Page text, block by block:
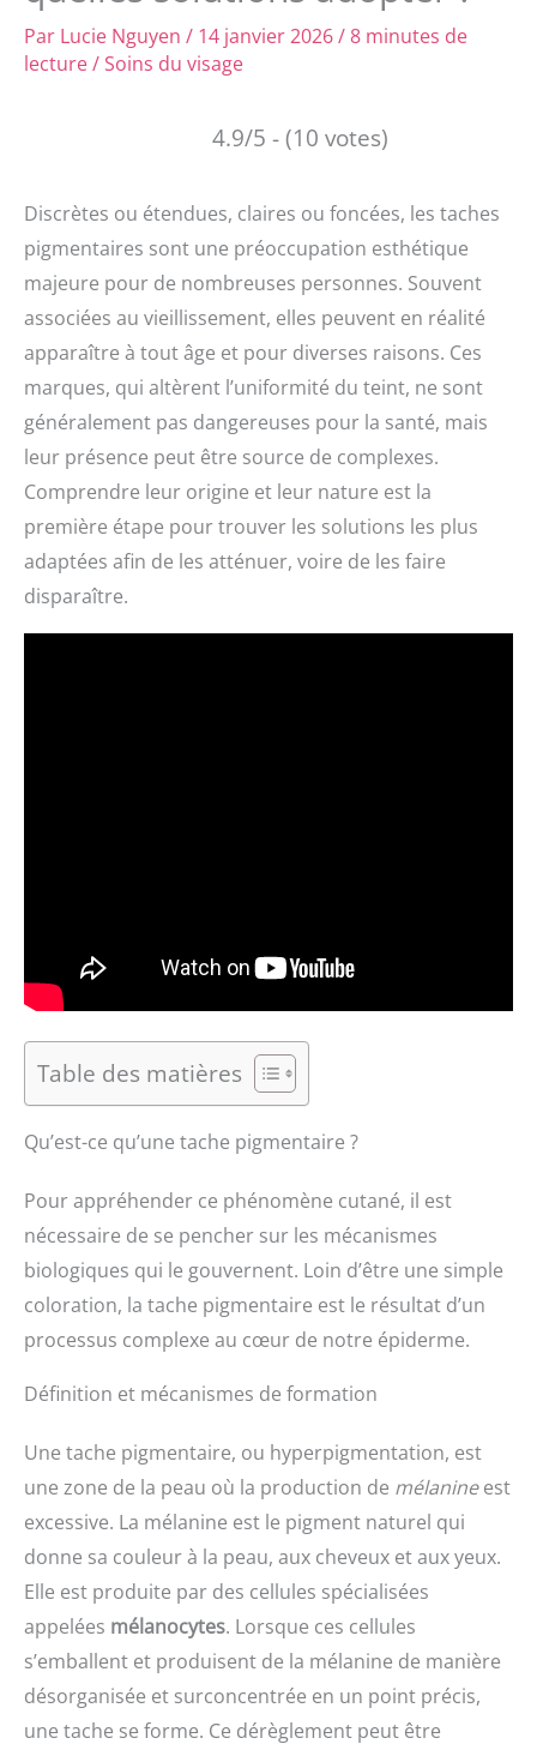
Par Lucie Nguyen / 14 janvier 2026/8 minutes de
lecture/Soins du visage
4.9/5 - (10 votes)
Discrètes ou étendues, claires ou foncées, les taches
pigmentaires sont une préoccupation esthétique
majeure pour de nombreuses personnes. Souvent
associées au vieillissement, elles peuvent en réalité
apparaître à tout âge et pour diverses raisons. Ces
marques, qui altèrent l’uniformité du teint, ne sont
généralement pas dangereuses pour la santé, mais
leur présence peut être source de complexes.
Comprendre leur origine et leur nature est la
première étape pour trouver les solutions les plus
adaptées afin de les atténuer, voire de les faire
disparaître.
Table des matières
Qu’est-ce qu’une tache pigmentaire ?
Pour appréhender ce phénomène cutané, il est
nécessaire de se pencher sur les mécanismes
biologiques qui le gouvernent. Loin d’être une simple
coloration, la tache pigmentaire est le résultat d’un
processus complexe au cœur de notre épiderme.
Définition et mécanismes de formation
Une tache pigmentaire, ou hyperpigmentation, est
une zone de la peau où la production de mélanineest
excessive. La mélanine est le pigment naturel qui
donne sa couleur à la peau, aux cheveux et aux yeux.
Elle est produite par des cellules spécialisées
appelées mélanocytes. Lorsque ces cellules
s’emballent et produisent de la mélanine de manière
désorganisée et surconcentrée en un point précis,
une tache se forme. Ce dérèglement peut être